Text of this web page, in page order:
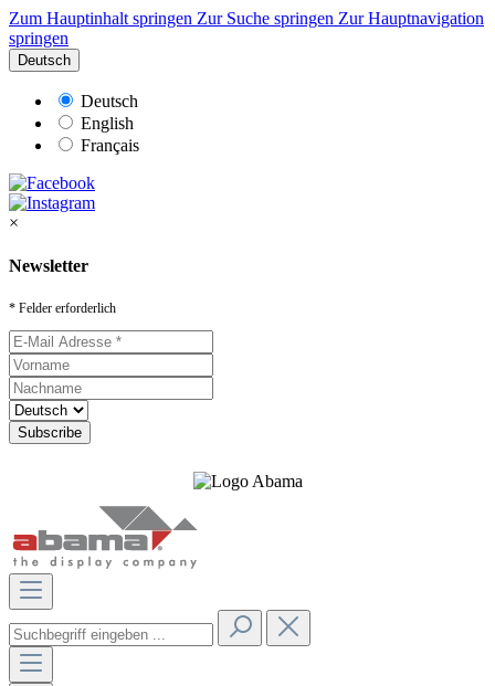
Zum Hauptinhalt springen Zur Suche springen Zur Hauptnavigation
springen
Deutsch
Deutsch
English
Français
×
Newsletter
* Felder erforderlich